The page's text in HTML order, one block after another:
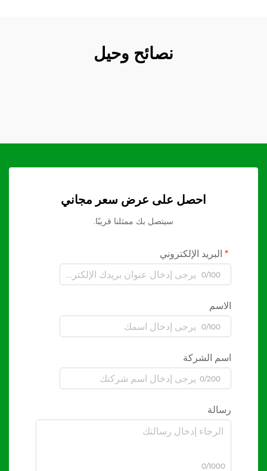
نصائح وحيل
احصل على عرض سعر مجاني
سيتصل بك ممثلنا قريبًا.
البريد الإلكتروني
0/100
الاسم
0/100
اسم الشركة
0/200
رسالة
0/1000